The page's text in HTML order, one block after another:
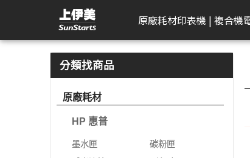
標籤帶 | 上伊美辦公用品網
原廠耗材
感光滾筒
印表機 | 複合機
HP 惠普
DeskJet
Color Laser
Color LaserJet Pro
彩
機
工作站繪圖卡
HP 惠普
Leadtek 麗臺
Lenovo 聯想
Logitech 羅
Kodak 柯達
掃描器
DELL 戴爾
一般顯示器
曲面顯示器
遊戲專用顯示器
AeroTouch
互動式顯示
APACER 宇瞻
隨身碟
記憶卡
行動硬碟
SSD固態硬碟
D-Link 友訊
無網管型網路交換器
網管型交換器
10G網路交換器
Zyxel
次
分類找商品
原廠耗材
HP 惠普
墨水匣
碳粉匣